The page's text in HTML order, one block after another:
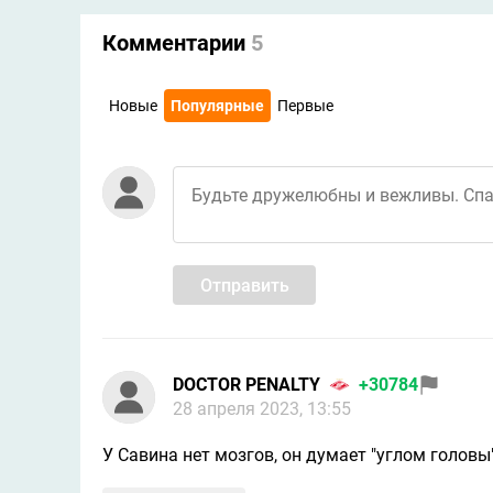
Комментарии 5
Новые Популярные Первые
Отправить
DOCTOR PENALTY
+30784
28 апреля 2023, 13:55
У Савина нет мозгов, он думает "углом